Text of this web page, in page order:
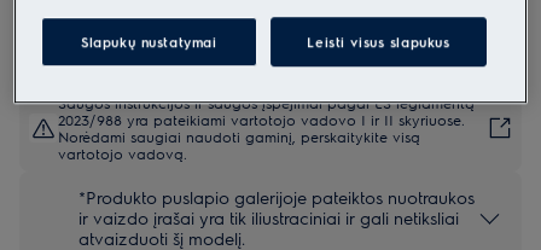
Saugos instrukcijos ir saugos įspėjimai pagal ES reglamentą
2023/988 yra pateikiami vartotojo vadovo I ir II skyriuose.
Norėdami saugiai naudoti gaminį, perskaitykite visą
vartotojo vadovą.
*Produkto puslapio galerijoje pateiktos nuotraukos
ir vaizdo įrašai yra tik iliustraciniai ir gali netiksliai
atvaizduoti šį modelį.
Slapukų nustatymai Leisti visus slapukus